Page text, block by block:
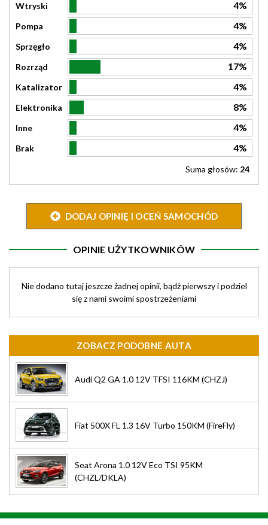
Wtryski 4%
Pompa 4%
Sprzęgło 4%
Rozrząd 17%
Katalizator 4%
Elektronika 8%
Inne 4%
Brak 4%
Suma głosów: 24
DODAJ OPINIĘ I OCEŃ SAMOCHÓD
OPINIE UŻYTKOWNIKÓW
Nie dodano tutaj jeszcze żadnej opinii, bądż pierwszy i podziel
się z nami swoimi spostrzeżeniami
ZOBACZ PODOBNE AUTA
Audi Q2 GA 1.0 12V TFSI 116KM (CHZJ)
Fiat 500X FL 1.3 16V Turbo 150KM (FireFly)
Seat Arona 1.0 12V Eco TSI 95KM
(CHZL/DKLA)